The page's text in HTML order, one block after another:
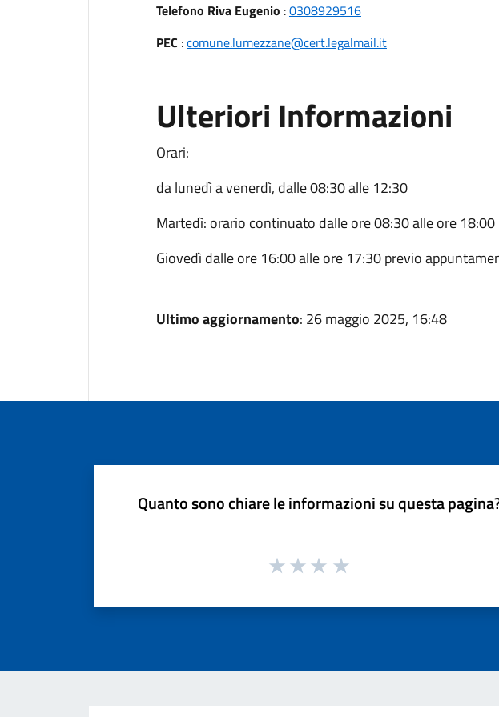
Telefono Riva Eugenio :0308929516
PEC :comune.lumezzane@cert.legalmail.it
Ulteriori Informazioni
Orari:
da lunedì a venerdì, dalle 08:30 alle 12:30
Martedì: orario continuato dalle ore 08:30 alle ore 18:00
Giovedì dalle ore 16:00 alle ore 17:30 previo
Ultimo aggiornamento: 26 maggio 2025, 16:48
Quanto sono chiare le informazioni su questa